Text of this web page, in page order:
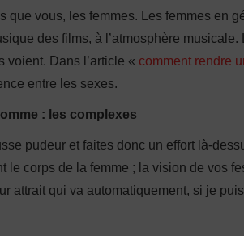
que vous, les femmes. Les femmes en
des films, à l’atmosphère musicale.
voient. Dans l’article « comment rendre
entre les sexes.
: les complexes
pudeur et faites donc un effort là-
le corps de la femme ; la vision de vos
attrait qui va automatiquement, si je